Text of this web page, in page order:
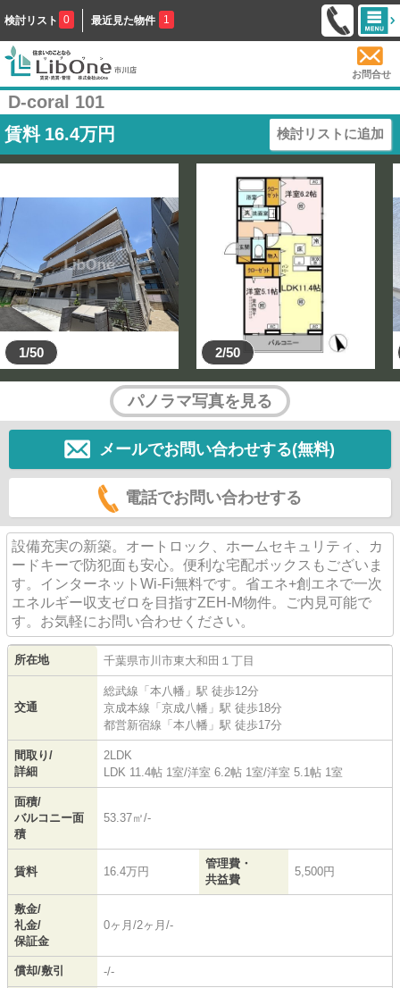
検討リスト 0 最近見た物件 1
お問合せ
D-coral 101
賃料 16.4万円 検討リストに追加
1/50 2/50
パノラマ写真を見る
メールでお問い合わせする(無料)
電話でお問い合わせする
設備充実の新築。オートロック、ホームセキュリティ、カ
ードキーで防犯面も安心。便利な宅配ボックスもございま
す。インターネットWi-Fi無料です。省エネ+創エネで一次
エネルギー収支ゼロを目指すZEH-M物件。ご内見可能で
す。お気軽にお問い合わせください。
所在地 千葉県市川市東大和田 １丁目
交通
総武線 「 本八幡 」駅 徒歩12分
京成本線 「 京成八幡 」駅 徒歩18分
都営新宿線 「 本八幡 」駅 徒歩17分
間取り/
詳細
2LDK
LDK 11.4帖 1室/洋室 6.2帖 1室/洋室 5.1帖 1室
面積/
バルコニー面
積
53.37㎡/-
賃料 16.4万円
管理費・
共益費
5,500円
敷金/
礼金/
保証金
0ヶ月/2ヶ月/-
償却/敷引 -/-